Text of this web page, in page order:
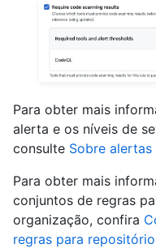
Para obter mais
alerta e os níveis de
consulte Sobre
Para obter mais
conjuntos de regras
organização, confira
regras para